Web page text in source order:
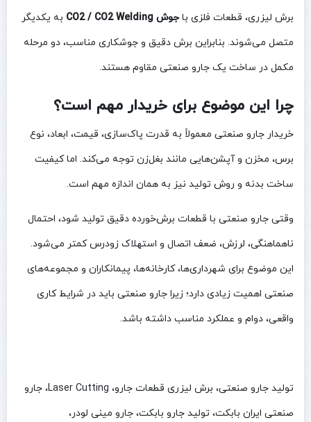
برش لیزری، قطعات فلزی باجوش CO2 / CO2 Welding
به یکدیگر
متصل می‌شوند. بنابراین برش دقیق و جوشکاری مناسب، دو مرحله
مکمل در ساخت یک جارو صنعتی مقاوم هستند.
چرا این موضوع برای خریدار مهم است؟
خریدار جارو صنعتی معمولاً به قدرت پاک‌سازی، قیمت، ابعاد، نوع
برس، مخزن و آپشن‌هایی مانند بغل‌زن توجه می‌کند. اما کیفیت
ساخت بدنه و روش تولید نیز به همان اندازه مهم است.
وقتی جارو صنعتی با قطعات برش‌خورده دقیق تولید شود، احتمال
ناهماهنگی، لرزش، ضعف اتصال و استهلاک زودرس کمتر می‌شود.
این موضوع برای شهرداری‌ها، کارخانه‌ها، پیمانکاران و مجموعه‌های
صنعتی اهمیت زیادی دارد؛ زیرا جارو صنعتی باید در شرایط کاری
واقعی، دوام و عملکرد مناسب داشته باشد.
تولید جارو صنعتی، برش لیزری قطعات جارو، Laser Cutting، جارو
صنعتی ایران بابکت، تولید جارو بابکت، جارو مینی لودر،